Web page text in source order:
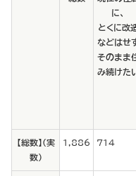
に、
とくに改
などはせ
そのまま
み続けた
【総数】（実
数）
1,886 714